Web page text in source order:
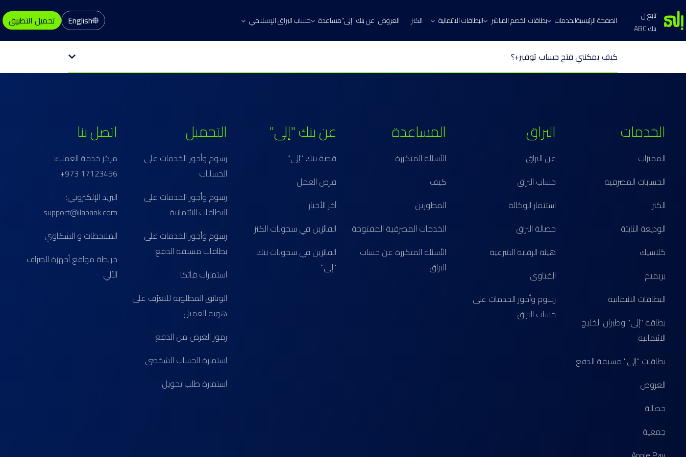
تابع ل
بنك ABC
الصفحة الرئيسيةالخدمات بطاقات الخصم المباشر البطاقات الائتمانية الكنز العروض عن بنك "إلى"مساعدة حساب البراق الإسلامي English تحميل التطبيق
كيف يمكنني فتح حساب توفير+؟
الخدمات
المميزات
الحسابات المصرفية
الكنز
الوديعة الثابتة
كلاسيك
بريميم
البطاقات الائتمانية
بطاقة "إلى" وطيران الخليج
الائتمانية
بطاقات "إلى" مسبقة الدفع
العروض
حصالة
جمعية
البراق
عن البراق
حساب البراق
استثمار الوكالة
حصالة البراق
هيئة الرقابة الشرعية
الفتاوى
رسوم وأجور الخدمات على
حساب البراق
المساعدة
الأسئلة المتكررة
كيف
المطورين
الخدمات المصرفية المفتوحة
الأسئلة المتكررة عن حساب
البراق
عن بنك "إلى"
قصة بنك "إلى"
فرص العمل
آخر الأخبار
الفائزين في سحوبات الكنز
الفائزين في سحوبات بنك
"إلى"
التحميل
رسوم وأجور الخدمات على
الحسابات
رسوم وأجور الخدمات على
البطاقات الائتمانية
رسوم وأجور الخدمات على
بطاقات مسبقة الدفع
استمارات فاتكا
الوثائق المطلوبة للتعرّف على
هوية العميل
رموز الغرض من الدفع
استمارة الحساب الشخصي
استمارة طلب تحويل
اتصل بنا
مركز خدمة العملاء:
17123456 973+
البريد الإلكتروني:
support@ilabank.com
الملاحظات و الشكاوي
خريطة مواقع أجهزة الصراف
الآلي